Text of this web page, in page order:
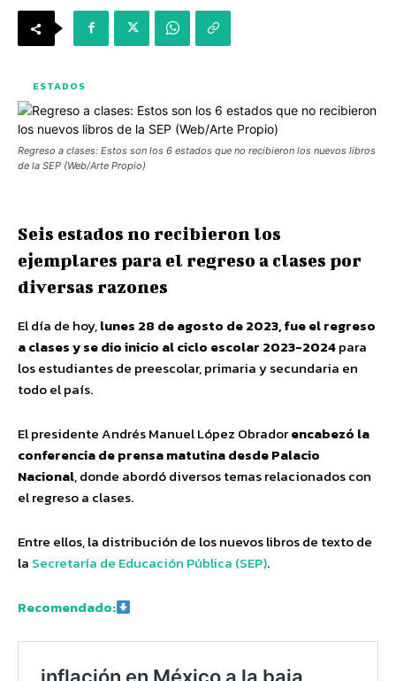
ESTADOS
Regreso a clases: Estos son los 6 estados que no recibieron los nuevos libros
de la SEP (Web/Arte Propio)
Seis estados no recibieron los
ejemplares para el regreso a clases por
diversas razones
El día de hoy,lunes 28 de agosto de 2023, fue el regreso
a clases y se dio inicio al ciclo escolar 2023-2024para
los estudiantes de preescolar, primaria y secundaria en
todo el país.
El presidente Andrés Manuel López Obradorencabezó la
conferencia de prensa matutina desde Palacio
Nacional, donde abordó diversos temas relacionados con
el regreso a clases.
Entre ellos, la distribución de los nuevos libros de texto de
la Secretaría de Educación Pública (SEP).
Recomendado: